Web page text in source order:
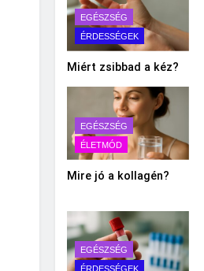
EGÉSZSÉG
ÉRDESSÉGEK
Miért zsibbad a kéz?
EGÉSZSÉG
ÉLETMÓD
Mire jó a kollagén?
EGÉSZSÉG
ÉRDESSÉGEK